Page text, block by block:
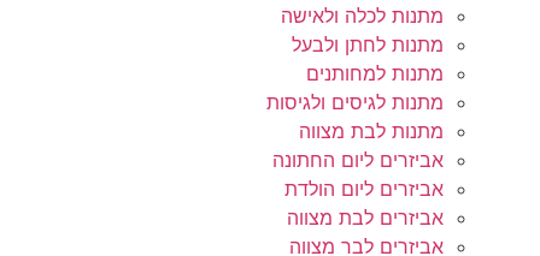
מתנות לכלה ולאישה
מתנות לחתן ולבעל
מתנות למחותנים
מתנות לגיסים ולגיסות
מתנות לבת מצווה
אביזרים ליום החתונה
אביזרים ליום הולדת
אביזרים לבת מצווה
אביזרים לבר מצווה